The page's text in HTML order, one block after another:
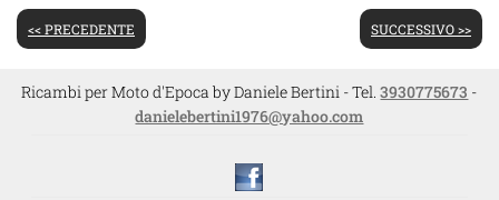
<< PRECEDENTE SUCCESSIVO >>
Ricambi per Moto d'Epoca by Daniele Bertini - Tel.3930775673 -
danielebertini1976@yahoo.com